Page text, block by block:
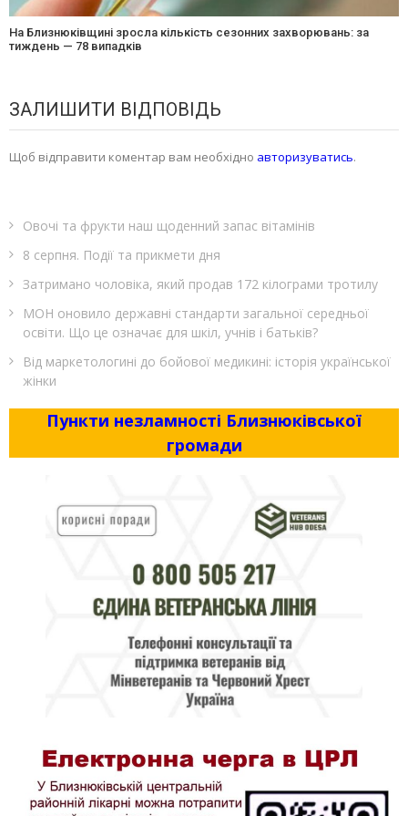
На Близнюківщині зросла кількість сезонних захворювань: за
тиждень — 78 випадків
ЗАЛИШИТИ ВІДПОВІДЬ
Щоб відправити коментар вам необхідно авторизуватись.
Овочі та фрукти наш щоденний запас вітамінів
8 серпня. Події та прикмети дня
Затримано чоловіка, який продав 172 кілограми тротилу
МОН оновило державні стандарти загальної середньої
освіти. Що це означає для шкіл, учнів і батьків?
Від маркетологині до бойової медикині: історія української
жінки
Пункти незламності Близнюківської
громади